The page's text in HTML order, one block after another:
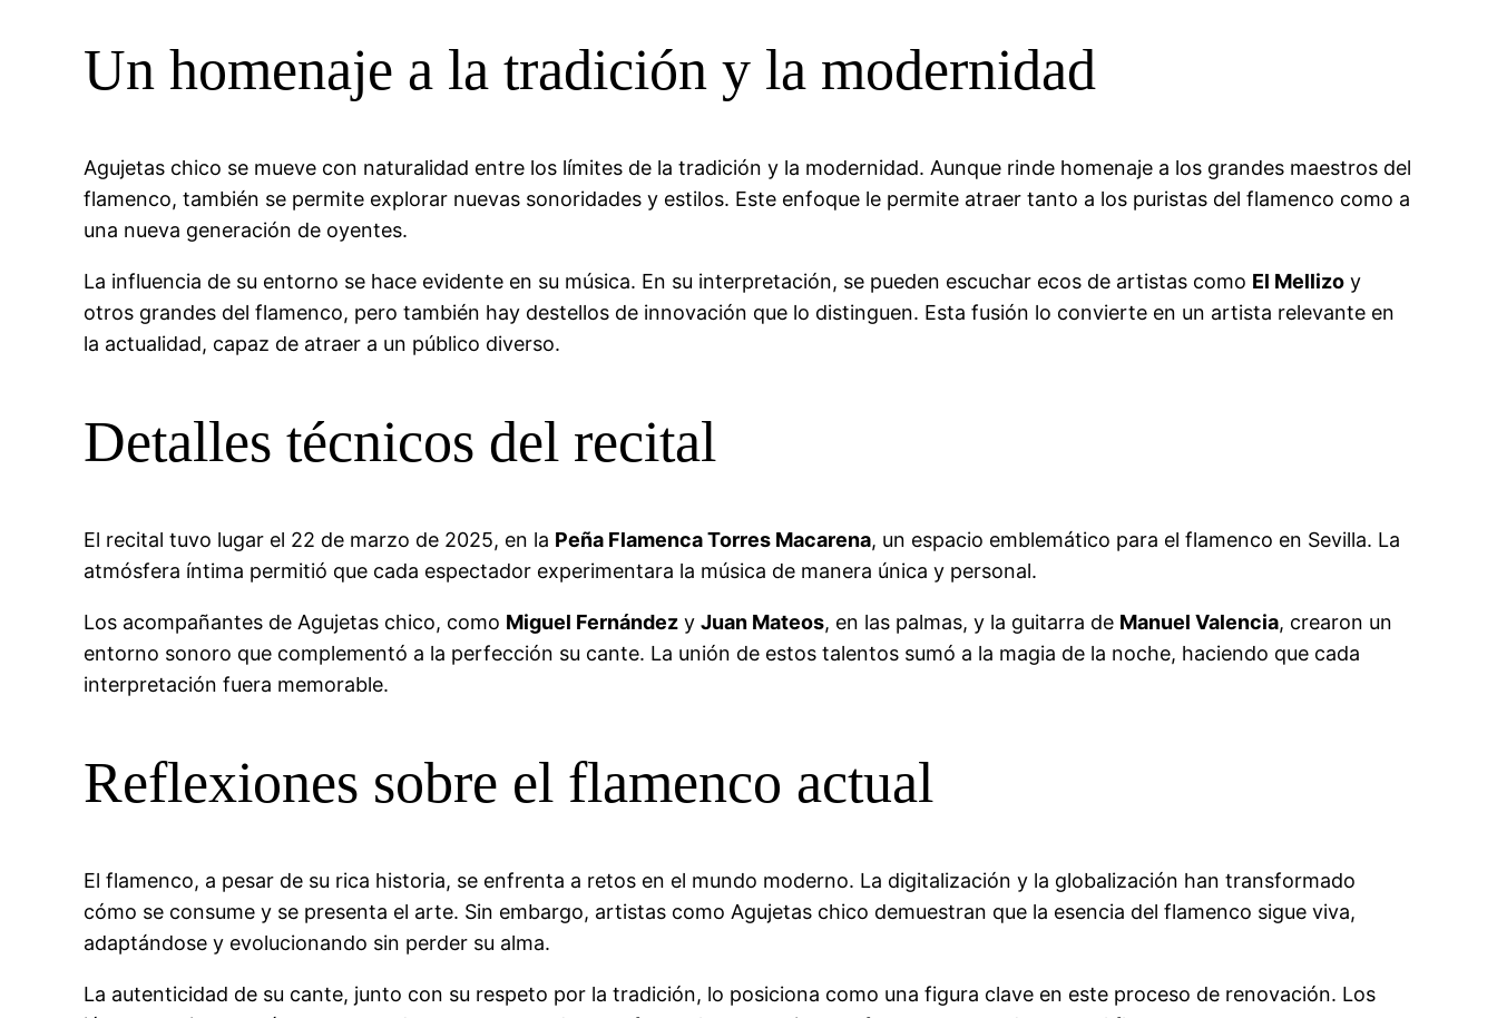
Un homenaje a la tradición y la modernidad
Agujetas chico se mueve con naturalidad entre los límites de la tradición y la modernidad. Aunque rinde homenaje a los grandes maestros del
flamenco, también se permite explorar nuevas sonoridades y estilos. Este enfoque le permite atraer tanto a los puristas del flamenco como a
una nueva generación de oyentes.
La influencia de su entorno se hace evidente en su música. En su interpretación, se pueden escuchar ecos de artistas como El Mellizo y
otros grandes del flamenco, pero también hay destellos de innovación que lo distinguen. Esta fusión lo convierte en un artista relevante en
la actualidad, capaz de atraer a un público diverso.
Detalles técnicos del recital
El recital tuvo lugar el 22 de marzo de 2025, en la Peña Flamenca Torres Macarena, un espacio emblemático para el flamenco en Sevilla. La
atmósfera íntima permitió que cada espectador experimentara la música de manera única y personal.
Los acompañantes de Agujetas chico, como Miguel Fernández yJuan Mateos, en las palmas, y la guitarra de Manuel Valencia, crearon un
entorno sonoro que complementó a la perfección su cante. La unión de estos talentos sumó a la magia de la noche, haciendo que cada
interpretación fuera memorable.
Reflexiones sobre el flamenco actual
El flamenco, a pesar de su rica historia, se enfrenta a retos en el mundo moderno. La digitalización y la globalización han transformado
cómo se consume y se presenta el arte. Sin embargo, artistas como Agujetas chico demuestran que la esencia del flamenco sigue viva,
adaptándose y evolucionando sin perder su alma.
La autenticidad de su cante, junto con su respeto por la tradición, lo posiciona como una figura clave en este proceso de renovación. Los